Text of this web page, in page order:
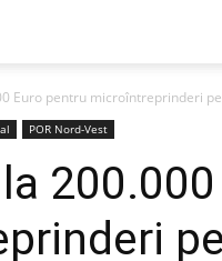
Euro pentru microîntreprinderi
POR Nord-Vest